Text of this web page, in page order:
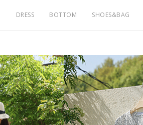
DRESS BOTTOM SHOES&BAG